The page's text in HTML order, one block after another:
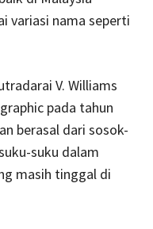
variasi nama seperti
V. Williams
pada tahun
berasal dari sosok-
suku dalam
masih tinggal di